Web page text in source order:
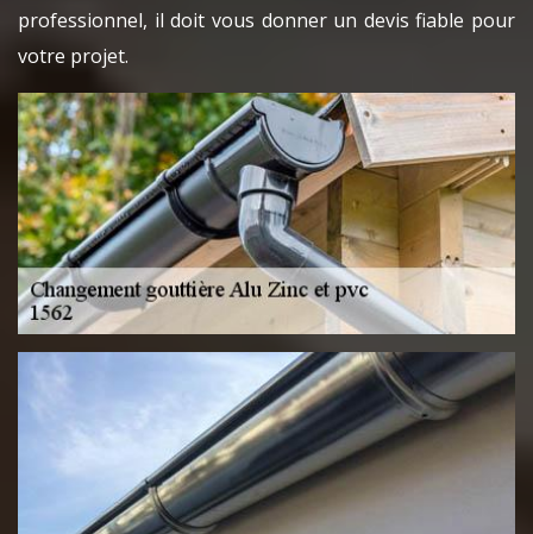
professionnel, il doit vous donner un devis fiable pour
votre projet.